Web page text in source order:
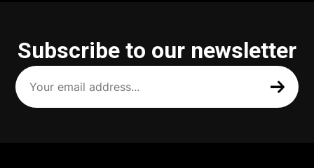
Subscribe to our newsletter
Your
email
address
(Required)